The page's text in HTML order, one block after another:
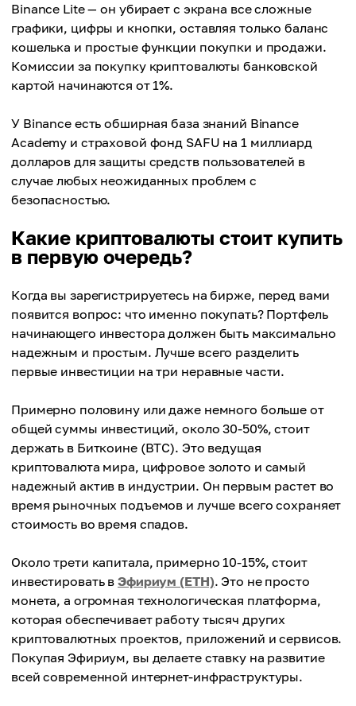
Binance Lite — он убирает с экрана все сложные
графики, цифры и кнопки, оставляя только баланс
кошелька и простые функции покупки и продажи.
Комиссии за покупку криптовалюты банковской
картой начинаются от 1%.
У Binance есть обширная база знаний Binance
Academy и страховой фонд SAFU на 1 миллиард
долларов для защиты средств пользователей в
случае любых неожиданных проблем с
безопасностью.
Какие криптовалюты стоит купить
в первую очередь?
Когда вы зарегистрируетесь на бирже, перед вами
появится вопрос: что именно покупать? Портфель
начинающего инвестора должен быть максимально
надежным и простым. Лучше всего разделить
первые инвестиции на три неравные части.
Примерно половину или даже немного больше от
общей суммы инвестиций, около 30-50%, стоит
держать в Биткоине (BTC). Это ведущая
криптовалюта мира, цифровое золото и самый
надежный актив в индустрии. Он первым растет во
время рыночных подъемов и лучше всего сохраняет
стоимость во время спадов.
Около трети капитала, примерно 10-15%, стоит
инвестировать вЭфириум (ETH). Это не просто
монета, а огромная технологическая платформа,
которая обеспечивает работу тысяч других
криптовалютных проектов, приложений и сервисов.
Покупая Эфириум, вы делаете ставку на развитие
всей современной интернет-инфраструктуры.